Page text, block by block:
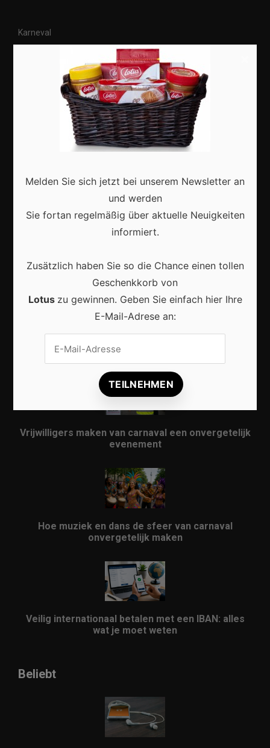
Karneval
Veranstaltungen
Gemeinschaft auf einzigartige Weise entdecken
Vrijwilligers maken van carnaval een onvergetelijk
evenement
Hoe muziek en dans de sfeer van carnaval
onvergetelijk maken
Veilig internationaal betalen met een IBAN: alles
wat je moet weten
Beliebt
Melden Sie sich jetzt bei unserem Newsletter an
und werden
Sie fortan regelmäßig über aktuelle Neuigkeiten
informiert.
Zusätzlich haben Sie so die Chance einen tollen
Geschenkkorb von
Lotus zu gewinnen. Geben Sie einfach hier Ihre
E-Mail-Adrese an: